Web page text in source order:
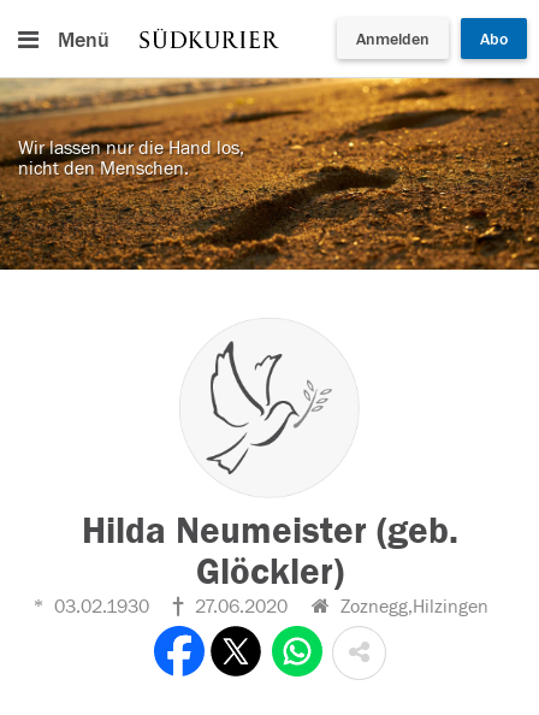
Menü Anmelden Abo
Wir lassen nur die Hand los,
nicht den Menschen.
Hilda Neumeister (geb.
Glöckler)
03.02.1930 27.06.2020 Zoznegg,Hilzingen